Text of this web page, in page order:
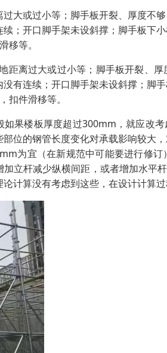
大或过小等；脚手板开裂、厚度不
；开口脚手架未设斜撑；脚手板下
移等。
距离过大或过小等；脚手板开裂、
有连续；开口脚手架未设斜撑；脚
件滑移等。
果楼板厚度超过300mm，就应改
位的钢管长度变化对承载影响较大
为宜（在新规范中可能要进行修
立杆减少纵横间距，或者增加水平
计算没有考虑到这些，在设计计算过